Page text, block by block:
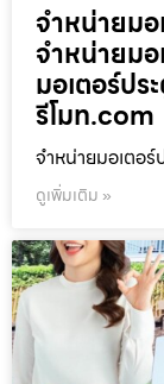
จำหน่ายมอ
จำหน่ายมอ
มอเตอร์ปร
รีโมท.com
จำหน่ายมอเตอ
ดูเพิ่มเติม »